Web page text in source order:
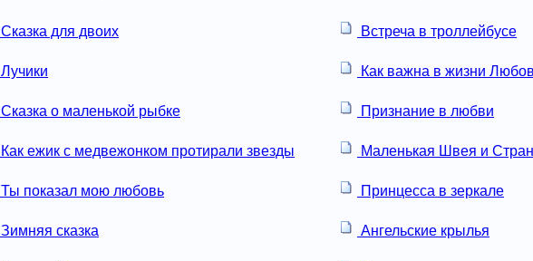
Сказка для двоих Встреча в троллейбусе
Лучики Как важна в жизни
Сказка о маленькой рыбке Признание в любви
Как ежик с медвежонком протирали звезды Маленькая Швея и
Ты показал мою любовь Принцесса в зеркале
Зимняя сказка Ангельские крылья